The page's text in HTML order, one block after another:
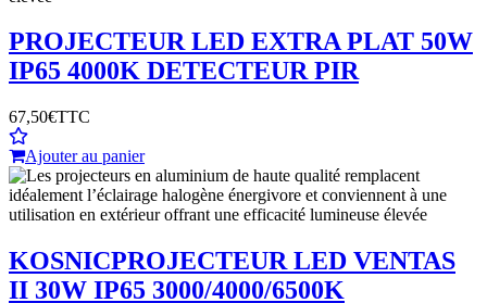
PROJECTEUR LED EXTRA PLAT 50W
IP65 4000K DETECTEUR PIR
67,50€TTC
Ajouter au panier
KOSNICPROJECTEUR LED VENTAS
II 30W IP65 3000/4000/6500K